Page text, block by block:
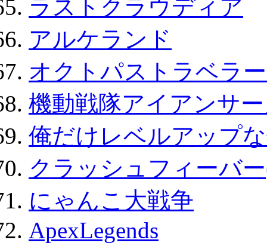
ラストクラウディア
アルケランド
オクトパストラベラ
機動戦隊アイアンサ
俺だけレベルアップ
クラッシュフィーバ
にゃんこ大戦争
ApexLegends